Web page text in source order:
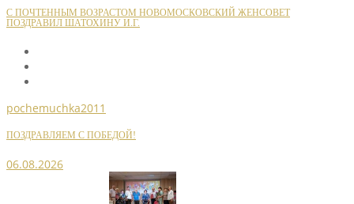
С ПОЧТЕННЫМ ВОЗРАСТОМ НОВОМОСКОВСКИЙ ЖЕНСОВЕТ
ПОЗДРАВИЛ ШАТОХИНУ И.Г.
pochemuchka2011
ПОЗДРАВЛЯЕМ С ПОБЕДОЙ!
06.08.2026